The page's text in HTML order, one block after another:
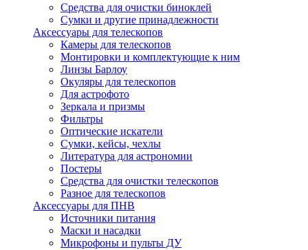
Средства для очистки биноклей
Сумки и другие принадлежности
Аксессуары для телескопов
Камеры для телескопов
Монтировки и комплектующие к ним
Линзы Барлоу
Окуляры для телескопов
Для астрофото
Зеркала и призмы
Фильтры
Оптические искатели
Сумки, кейсы, чехлы
Литература для астрономии
Постеры
Средства для очистки телескопов
Разное для телескопов
Аксессуары для ПНВ
Источники питания
Маски и насадки
Микрофоны и пульты ДУ